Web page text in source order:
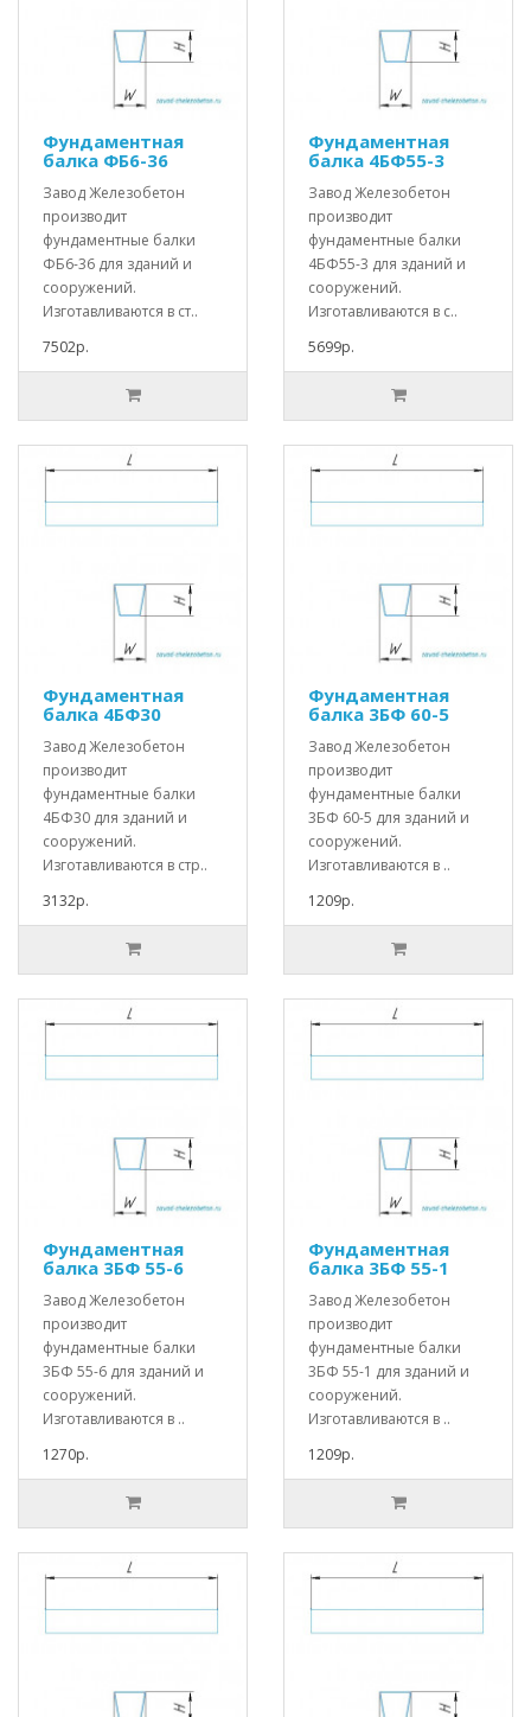
Фундаментная
балка ФБ6-36
Завод Железобетон
производит
фундаментные балки
ФБ6-36 для зданий и
сооружений.
Изготавливаются в ст..
7502р.
Фундаментная
балка 4БФ55-3
Завод Железобетон
производит
фундаментные балки
4БФ55-3 для зданий и
сооружений.
Изготавливаются в с..
5699р.
Фундаментная
балка 4БФ30
Завод Железобетон
производит
фундаментные балки
4БФ30 для зданий и
сооружений.
Изготавливаются в стр..
3132р.
Фундаментная
балка 3БФ 60-5
Завод Железобетон
производит
фундаментные балки
3БФ 60-5 для зданий и
сооружений.
Изготавливаются в ..
1209р.
Фундаментная
балка 3БФ 55-6
Завод Железобетон
производит
фундаментные балки
3БФ 55-6 для зданий и
сооружений.
Изготавливаются в ..
1270р.
Фундаментная
балка 3БФ 55-1
Завод Железобетон
производит
фундаментные балки
3БФ 55-1 для зданий и
сооружений.
Изготавливаются в ..
1209р.